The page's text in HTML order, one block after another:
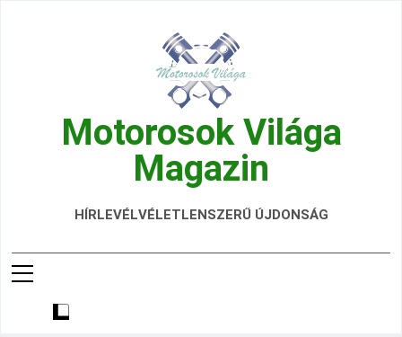
Motorosok Világa
Magazin
Hírek, Tesztek, Élmények Egy Helyen!
HÍRLEVÉLVÉLETLENSZERŰ ÚJDONSÁG